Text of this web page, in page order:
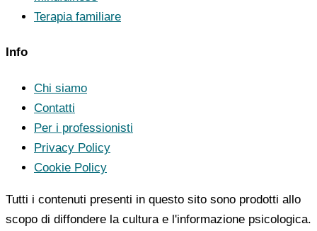
Terapia familiare
Info
Chi siamo
Contatti
Per i professionisti
Privacy Policy
Cookie Policy
Tutti i contenuti presenti in questo sito sono prodotti allo
scopo di diffondere la cultura e l'informazione psicologica.